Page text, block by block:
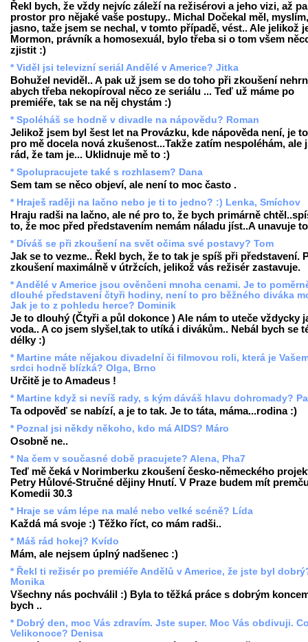
Řekl bych, že vždy nejvíc záleží na režisérovi a jeho vizi, až
prostor pro nějaké vaše postupy.. Michal Dočekal měl,
jasno, taže jsem se nechal, v tomto případě, vést.. Ale jelikož
Mormon, právník a homosexuál, bylo třeba si o tom všem
zjistit :)
* Viděl jsi televizní seriál Andělé v Americe? Jitka
Bohužel neviděl.. A pak už jsem se do toho při zkoušení
abych třeba nekopíroval něco ze seriálu ... Teď už máme po
premiéře, tak se na něj chystám :)
* Spoléháš se hodně v divadle na nápovědu? Roman
Jelikož jsem byl šest let na Provázku, kde nápověda není, je
pro mě docela nová zkušenost...Takže zatím nespoléhám, ale
rád, že tam je... Uklidnuje mě to :)
* Spolupracujete také s rozhlasem? Dana
Sem tam se něco objeví, ale není to moc často .
* Hraješ raději na lačno nebo je ti to jedno? :) Lenka, Smíchov
Hraju radši na lačno, ale né pro to, že bych primárně
to, že moc před představením nemám náladu jíst..A unavuje
* Díváš se při zkoušení na svět očima své postavy? Tom
Jak se to vezme.. Řekl bych, že to tak je spíš při představení.
zkoušení maximálně v útržcích, jelikož vás režisér zastavuje.
* Andělé v Americe jsou ověnčeni mnoha cenami. Je to
dlouhé představení čtyři hodiny, není to pro běžného diváka
Jak je to z pohledu herce? Dominik
Je to dlouhý (Čtyři a půl dokonce ) Ale nám to uteče vždycky
voda.. A co jsem slyšel,tak to utíká i divákům.. Nebál bych se
délky :)
* Martine máte nějakou divadelní či filmovou roli, která je
srdci hodně blízká? Olga, Brno
Určitě je to Amadeus !
* Martine když si nevíš rady, s kým dáváš hlavu dohromady?
Ta odpověď se nabízí, a je to tak. Je to táta, máma...rodina :)
* Poznal jsi někdy někoho, kdo má AIDS? Máro
Osobně ne..
* Na čem v současné době pracujete? Alena, Pha7
Teď mě čeká v Norimberku zkoušení česko-německého
Petry Hůlové-Stručné dějiny Hnutí. V Praze budem mít
Komedii 30.3
* Hraje se vám lépe na malé nebo velké scéně? Lída
Každá má svoje :) Těžko říct, co mám radši..
* Máš rád hokej? Kvído
Mám, ale nejsem úplný nadšenec :)
* Řekl ti režisér po premiéře Andělů v Americe, že jste byl
Monika
Všechny nás pochválil :) Byla to těžká práce s dobrým
bych ..
* Dobrý den, moc Vás zdravím. Jste super. Moc Vás obdivuji.
Velikonoce? Denisa